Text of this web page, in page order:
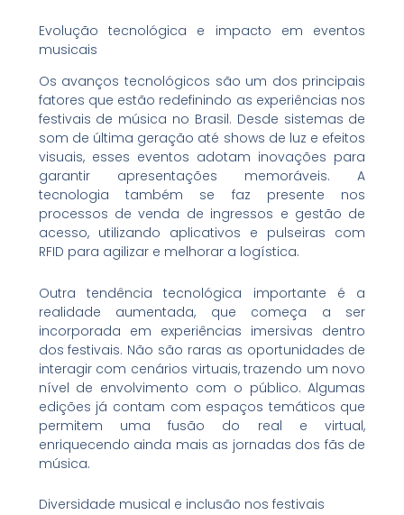
Evolução tecnológica e impacto em eventos
musicais
Os avanços tecnológicos são um dos principais
fatores que estão redefinindo as experiências nos
festivais de música no Brasil. Desde sistemas de
som de última geração até shows de luz e efeitos
visuais, esses eventos adotam inovações para
garantir apresentações memoráveis. A
tecnologia também se faz presente nos
processos de venda de ingressos e gestão de
acesso, utilizando aplicativos e pulseiras com
RFID para agilizar e melhorar a logística.
Outra tendência tecnológica importante é a
realidade aumentada, que começa a ser
incorporada em experiências imersivas dentro
dos festivais. Não são raras as oportunidades de
interagir com cenários virtuais, trazendo um novo
nível de envolvimento com o público. Algumas
edições já contam com espaços temáticos que
permitem uma fusão do real e virtual,
enriquecendo ainda mais as jornadas dos fãs de
música.
Diversidade musical e inclusão nos festivais